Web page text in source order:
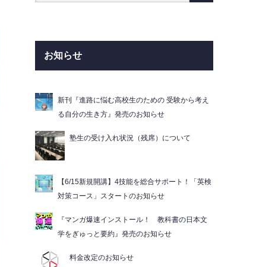
お知らせ
新刊『進路に悩む高校生のための 受験から考え
る自分の生き方』発売のお知らせ
塾生の受け入れ状況（残席）について
【6/15新規開講】4技能を総合サポート！「英検
対策コース」スタートのお知らせ
『マンガ爆速インストール！ 教科書の日本文
学をぎゅっと要約』発売のお知らせ
料金改定のお知らせ